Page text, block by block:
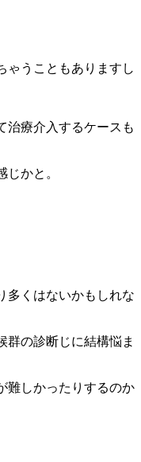
ゃうこともありますし
治療介入するケースも
かと。
多くはないかもしれな
群の診断じに結構悩ま
難しかったりするのか